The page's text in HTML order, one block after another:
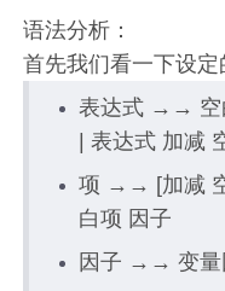
语法分析：
首先我们看一下设
表达式 →→ 空
| 表达式 加减
项 →→ [加减
白项 因子
因子 →→ 变量